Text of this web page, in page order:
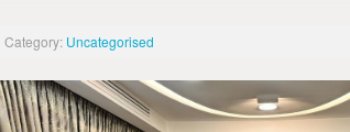
Category: Uncategorised